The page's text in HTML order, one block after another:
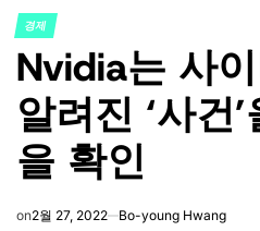
POSTED
IN
경제
Nvidia는 사
알려진 ‘사건
을 확인
on2월 27, 2022 Bo-young Hwang